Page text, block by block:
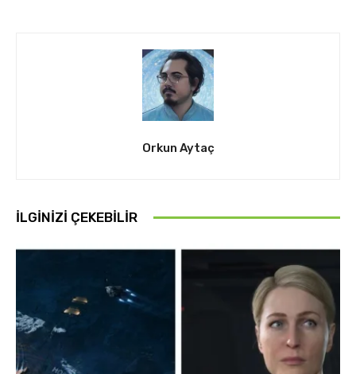
Orkun Aytaç
İLGINIZI ÇEKEBILIR